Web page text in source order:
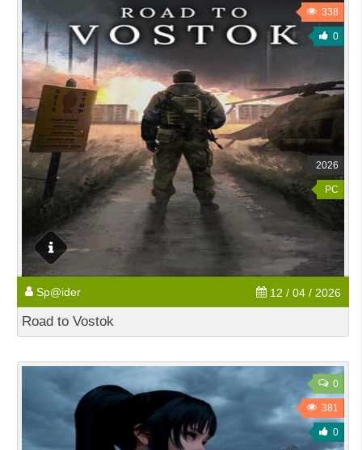
338
0
2026
PC
Sp@ider 12 / 04 / 2026
Road to Vostok
0
381
0